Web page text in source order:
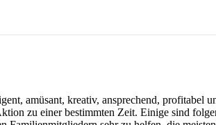
amüsant, kreativ, ansprechend, profitabel
zu einer bestimmten Zeit. Einige sind